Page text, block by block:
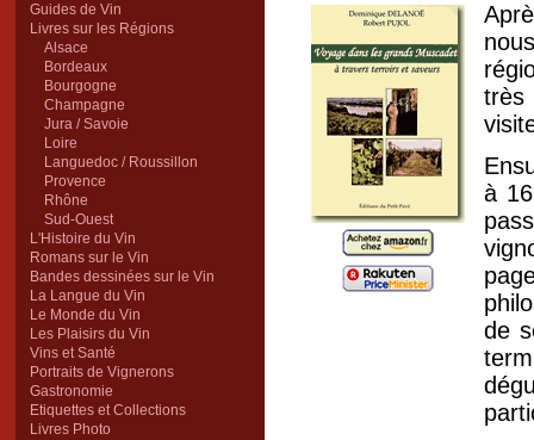
Guides de Vin
Livres sur les Régions
Alsace
Bordeaux
Bourgogne
Champagne
Jura / Savoie
Loire
Languedoc / Roussillon
Provence
Rhône
Sud-Ouest
L'Histoire du Vin
Romans sur le Vin
Bandes dessinées sur le Vin
La Langue du Vin
Le Monde du Vin
Les Plaisirs du Vin
Vins et Santé
Portraits de Vignerons
Gastronomie
Etiquettes et Collections
Livres Photo
très
à
de